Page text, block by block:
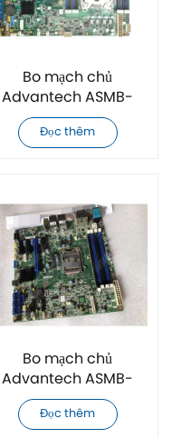
Bo mạch chủ
Advantech ASMB-
815-00A1E hoàn toàn
mới
Đọc thêm
Bo mạch chủ
Advantech ASMB-
831T2-00A1 hoàn toàn
mới
Đọc thêm